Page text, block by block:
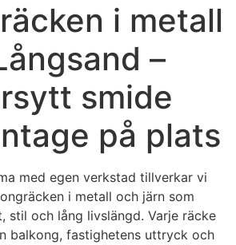
i metall
–
smide
på plats
med egen verkstad tillverkar vi
i metall och järn som
stil och lång livslängd. Varje räcke
balkong, fastighetens uttryck och